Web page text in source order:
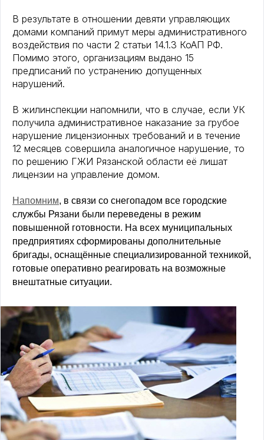
В результате в отношении девяти управляющих
домами компаний примут меры административного
воздействия по части 2 статьи 14.1.3 КоАП РФ.
Помимо этого, организациям выдано 15
предписаний по устранению допущенных
нарушений.
В жилинспекции напомнили, что в случае, если УК
получила административное наказание за грубое
нарушение лицензионных требований и в течение
12 месяцев совершила аналогичное нарушение, то
по решению ГЖИ Рязанской области её лишат
лицензии на управление домом.
Напомним, в связи со снегопадом все городские
службы Рязани были переведены в режим
повышенной готовности. На всех муниципальных
предприятиях сформированы дополнительные
бригады, оснащённые специализированной техникой,
готовые оперативно реагировать на возможные
внештатные ситуации.